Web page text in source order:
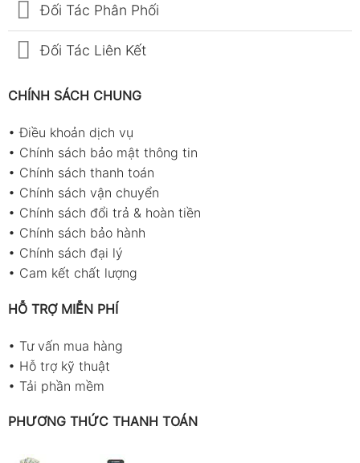
Đối Tác Phân Phối
Đối Tác Liên Kết
CHÍNH SÁCH CHUNG
•Điều khoản dịch vụ
• Chính sách bảo mật thông tin
• Chính sách thanh toán
• Chính sách vận chuyển
• Chính sách đổi trả & hoàn tiền
• Chính sách bảo hành
• Chính sách đại lý
• Cam kết chất lượng
HỖ TRỢ MIỄN PHÍ
• Tư vấn mua hàng
• Hỗ trợ kỹ thuật
• Tải phần mềm
PHƯƠNG THỨC THANH TOÁN